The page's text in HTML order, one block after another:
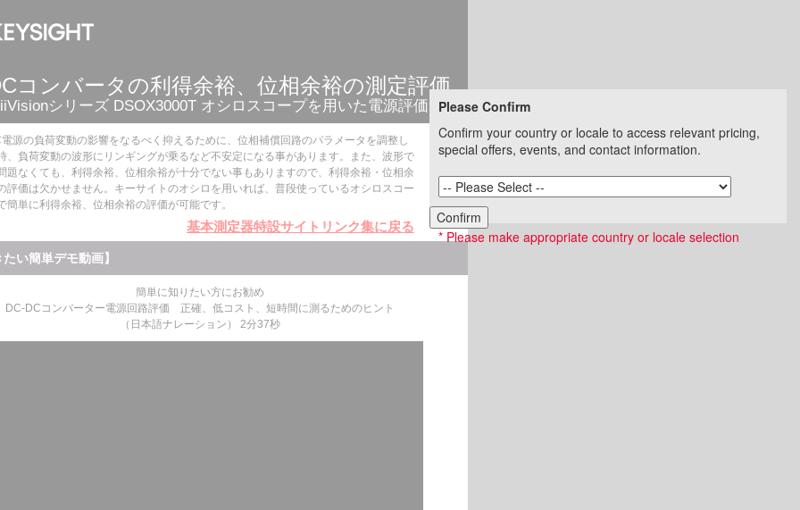
コンバータの利得余裕、位相余裕の測定評価
シリーズ DSOX3000T オシロスコープを用いた電源評価
源の負荷変動の影響をなるべく抑えるために、位相補償回路のパラメータを調整し
、負荷変動の波形にリンギングが乗るなど不安定になる事があります。また、波形で
題なくても、利得余裕、位相余裕が十分でない事もありますので、利得余裕・位相余
評価は欠かせません。キーサイトのオシロを用いれば、普段使っているオシロスコー
簡単に利得余裕、位相余裕の評価が可能です。
基本測定器特設サイトリンク集に戻る
い簡単デモ動画】
簡単に知りたい方にお勧め
DC-DCコンバーター電源回路評価 正確、低コスト、短時間に測るためのヒント
（日本語ナレーション） 2分37秒
Please Confirm
Confirm your country or locale to access relevant pricing,
special offers, events, and contact information.
Confirm
* Please make appropriate country or locale selection